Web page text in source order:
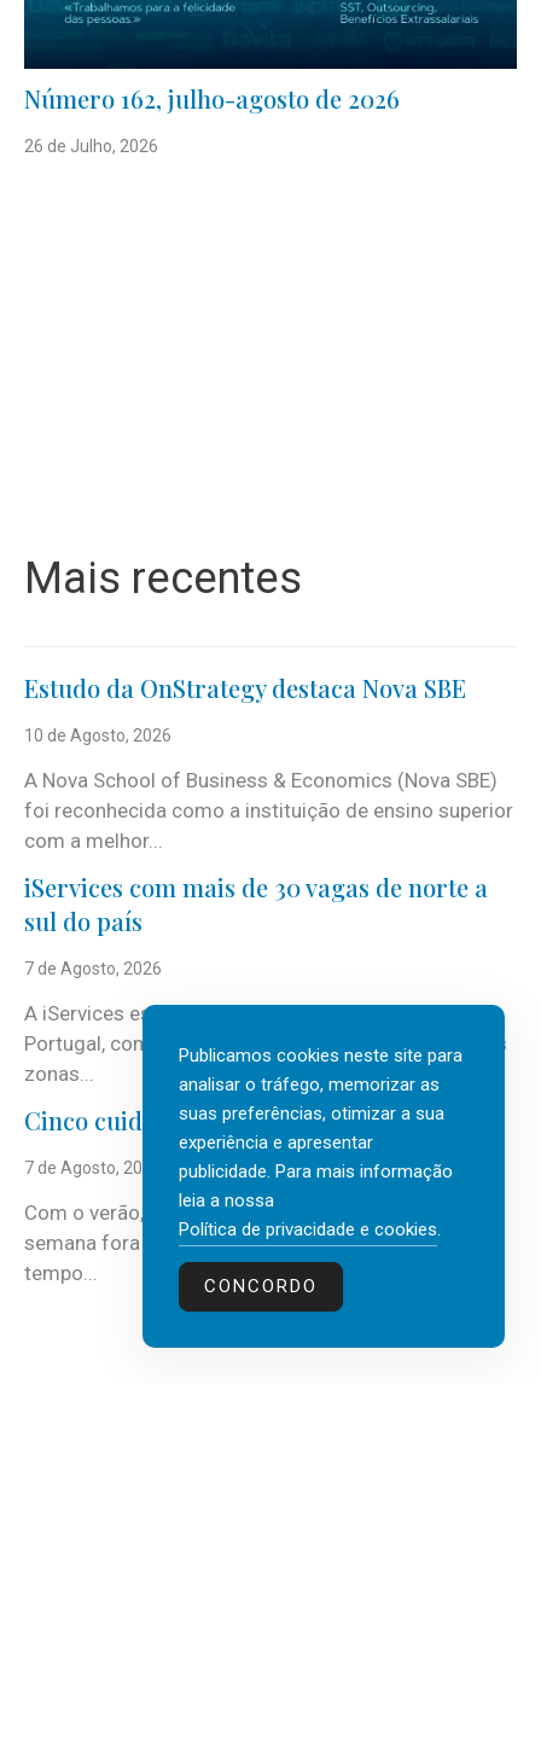
Número 162, julho-agosto de 2026
26 de Julho, 2026
Mais recentes
Estudo da OnStrategy destaca Nova SBE
10 de Agosto, 2026
A Nova School of Business & Economics (Nova SBE)
foi reconhecida como a instituição de ensino superior
com a melhor...
iServices com mais de 30 vagas de norte a
sul do país
7 de Agosto, 2026
A iServices está a reforçar as suas equipas em
Portugal, com mais de 30 vagas em aberto em várias
zonas...
Cinco cuidados a ter em casa antes de sair
7 de Agosto, 2026
Com o verão, chegam também as férias, os fins-de-
semana fora e os dias em que a casa fica mais
tempo...
Publicamos cookies neste site para
analisar o tráfego, memorizar as
suas preferências, otimizar a sua
experiência e apresentar
publicidade. Para mais informação
leia a nossa
Política de privacidade e cookies.
CONCORDO